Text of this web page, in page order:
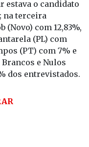
estava o candidato
na terceira
(Novo) com 12,83%,
(PL) com
(PT) com 7% e
e Nulos
dos entrevistados.